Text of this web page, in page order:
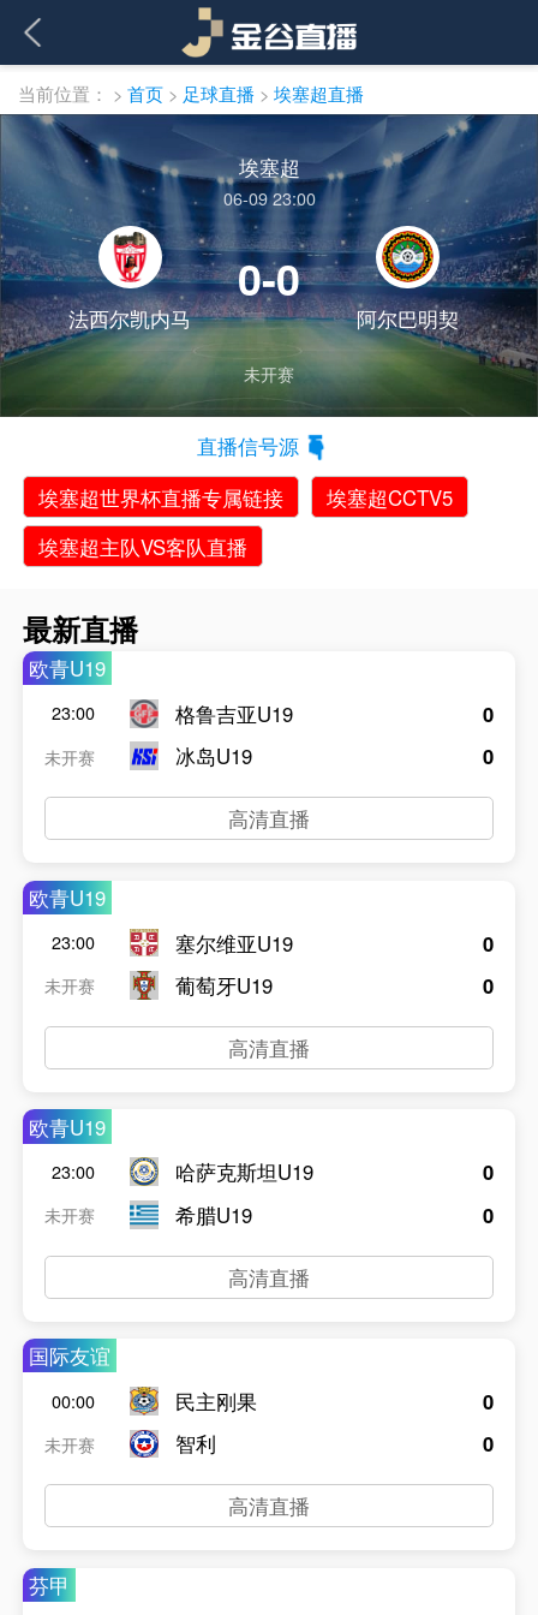
当前位置： > 首页 > 足球直播 > 埃塞超直播
埃塞超
06-09 23:00
法西尔凯内马
0-0
阿尔巴明契
未开赛
直播信号源
埃塞超世界杯直播专属链接
埃塞超CCTV5
埃塞超主队VS客队直播
最新直播
欧青U19
23:00
未开赛
格鲁吉亚U19
冰岛U19
0
0
高清直播
欧青U19
23:00
未开赛
塞尔维亚U19
葡萄牙U19
0
0
高清直播
欧青U19
23:00
未开赛
哈萨克斯坦U19
希腊U19
0
0
高清直播
国际友谊
00:00
未开赛
民主刚果
智利
0
0
高清直播
芬甲